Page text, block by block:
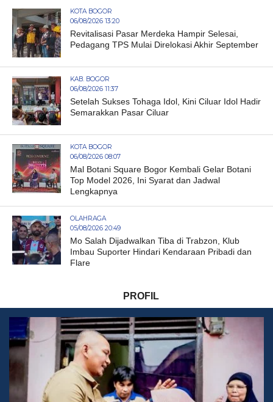
KOTA BOGOR
06/08/2026 13:20
Revitalisasi Pasar Merdeka Hampir Selesai,
Pedagang TPS Mulai Direlokasi Akhir September
KAB. BOGOR
06/08/2026 11:37
Setelah Sukses Tohaga Idol, Kini Ciluar Idol Hadir
Semarakkan Pasar Ciluar
KOTA BOGOR
06/08/2026 08:07
Mal Botani Square Bogor Kembali Gelar Botani
Top Model 2026, Ini Syarat dan Jadwal
Lengkapnya
OLAHRAGA
05/08/2026 20:49
Mo Salah Dijadwalkan Tiba di Trabzon, Klub
Imbau Suporter Hindari Kendaraan Pribadi dan
Flare
PROFIL